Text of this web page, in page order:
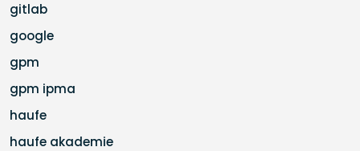
gitlab
google
gpm
gpm ipma
haufe
haufe akademie